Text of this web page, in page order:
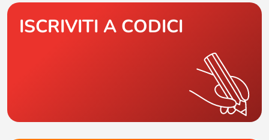
ISCRIVITI A CODICI